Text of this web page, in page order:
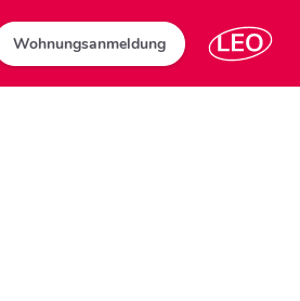
Wohnungsanmeldung